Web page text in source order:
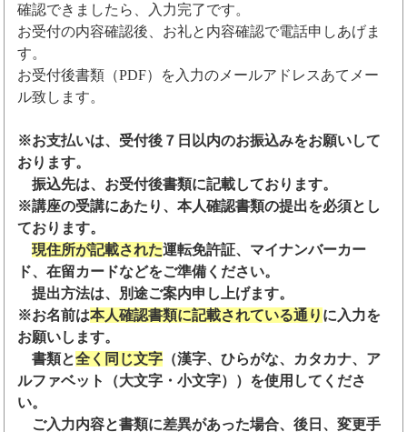
確認できましたら、入力完了です。
お受付の内容確認後、お礼と内容確認で電話申しあげま
す。
お受付後書類（PDF）を入力のメールアドレスあてメー
ル致します。
※お支払いは、受付後７日以内のお振込みをお願いして
おります。
振込先は、お受付後書類に記載しております。
※講座の受講にあたり、本人確認書類の提出を必須とし
ております。
現住所が記載された運転免許証、マイナンバーカー
ド、在留カードなどをご準備ください。
提出方法は、別途ご案内申し上げます。
※お名前は本人確認書類に記載されている通り に入力を
お願いします。
書類と全く同じ文字 （漢字、ひらがな、カタカナ、ア
ルファベット（大文字・小文字））を使用してくださ
い。
ご入力内容と書類に差異があった場合、後日、変更手